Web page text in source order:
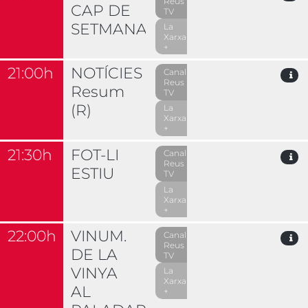
CAP DE
SETMANA
TV
La
Xarxa
+
21:00h
NOTÍCIES
Resum
(R)
Canal
Reus
TV
La
Xarxa
+
21:30h
FOT-LI
ESTIU
Canal
Reus
TV
La
Xarxa
+
22:00h
VINUM.
DE LA
VINYA
AL
Canal
Reus
TV
La
Xarxa
+